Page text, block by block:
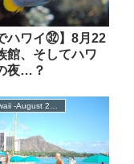
ハワイ㉜】8月22
館、そしてハワ
夜…？